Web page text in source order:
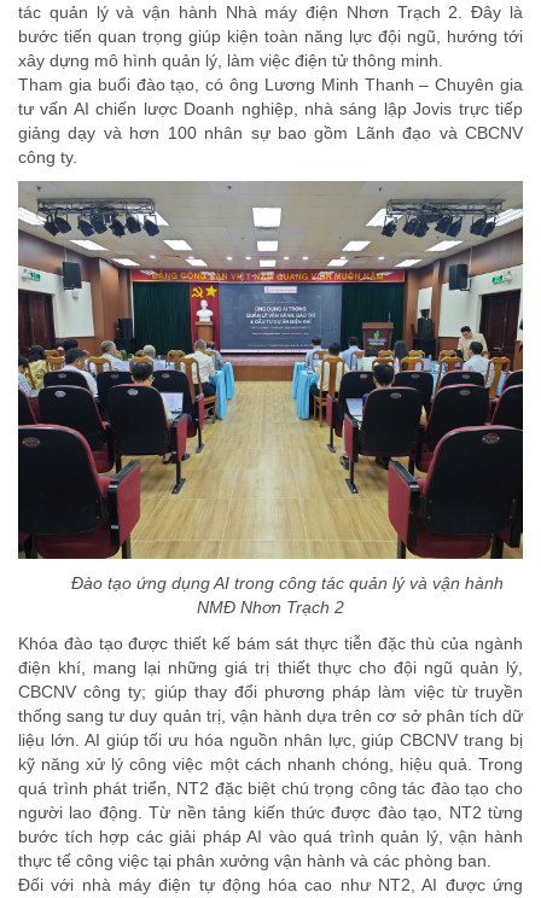
tác quản lý và vận hành Nhà máy điện Nhơn Trạch 2. Đây là
bước tiến quan trọng giúp kiện toàn năng lực đội ngũ, hướng tới
xây dựng mô hình quản lý, làm việc điện tử thông minh.
Tham gia buổi đào tạo, có ông Lương Minh Thanh – Chuyên gia
tư vấn AI chiến lược Doanh nghiệp, nhà sáng lập Jovis trực tiếp
giảng dạy và hơn 100 nhân sự bao gồm Lãnh đạo và CBCNV
công ty.
Đào tạo ứng dụng AI trong công tác quản lý và vận hành
NMĐ Nhơn Trạch 2
Khóa đào tạo được thiết kế bám sát thực tiễn đặc thù của ngành
điện khí, mang lại những giá trị thiết thực cho đội ngũ quản lý,
CBCNV công ty; giúp thay đổi phương pháp làm việc từ truyền
thống sang tư duy quản trị, vận hành dựa trên cơ sở phân tích dữ
liệu lớn. AI giúp tối ưu hóa nguồn nhân lực, giúp CBCNV trang bị
kỹ năng xử lý công việc một cách nhanh chóng, hiệu quả. Trong
quá trình phát triển, NT2 đặc biệt chú trọng công tác đào tạo cho
người lao động. Từ nền tảng kiến thức được đào tạo, NT2 từng
bước tích hợp các giải pháp AI vào quá trình quản lý, vận hành
thực tế công việc tại phân xưởng vận hành và các phòng ban.
Đối với nhà máy điện tự động hóa cao như NT2, AI được ứng